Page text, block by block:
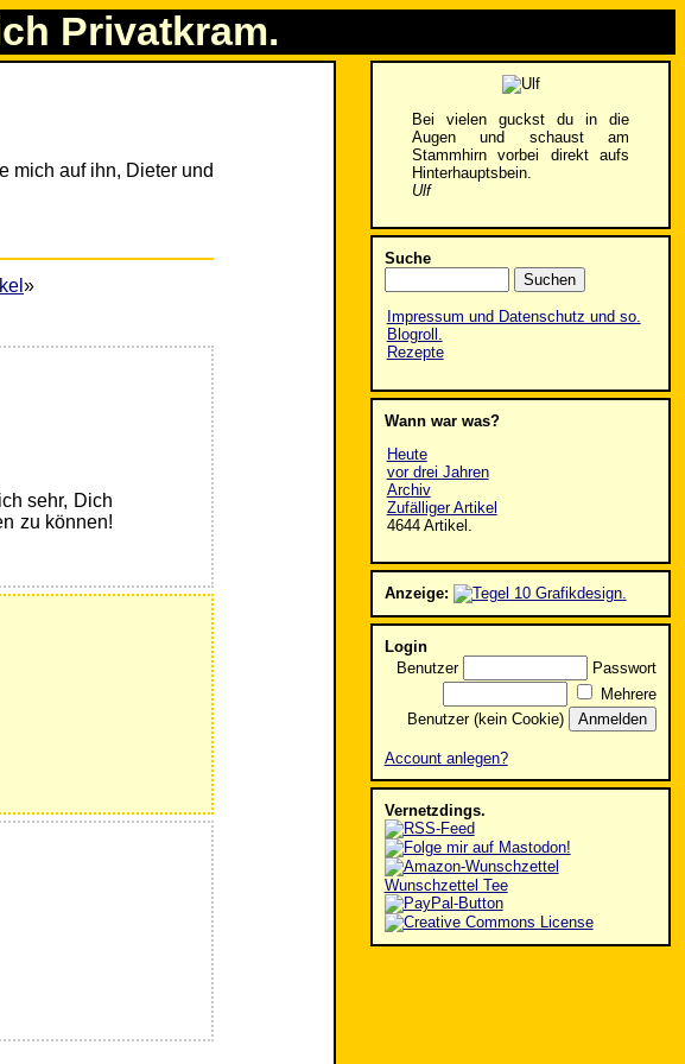
Privatkram.
mich auf ihn, Dieter und
»
sehr, Dich
zu können!
Bei vielen guckst du in die
Augen und schaust am
Stammhirn vorbei direkt aufs
Hinterhauptsbein.
Ulf
Suche
Impressum und Datenschutz und so.
Blogroll.
Rezepte
Wann war was?
Heute
vor drei Jahren
Archiv
Zufälliger Artikel
4644 Artikel.
Anzeige:
Login
Benutzer
Passwort
Mehrere
Benutzer (kein Cookie)
Account anlegen?
Vernetzdings.
Wunschzettel Tee